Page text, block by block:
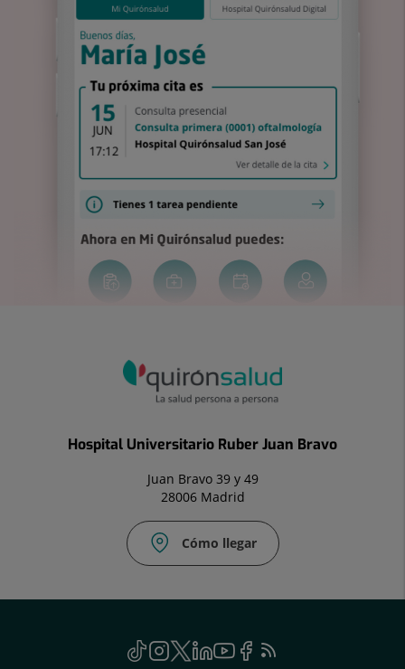
Hospital Universitario Ruber Juan Bravo
Juan Bravo 39 y 49
28006 Madrid
Cómo llegar
TikTok
EsteInstagram
EsteTwitter
EnlaceLinkedin
EsteYoutube
EsteFacebook
Enlace
Feed
Este